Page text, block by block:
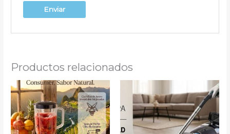
Productos relacionados